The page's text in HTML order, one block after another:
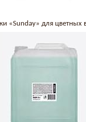
«Sunday» для